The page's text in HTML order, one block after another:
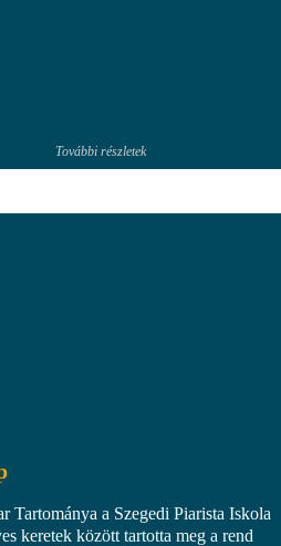
További részletek
Tartománya a Szegedi Piarista Iskola
keretek között tartotta meg a rend